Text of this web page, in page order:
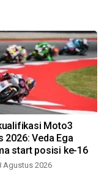
Moto3
2026: Veda Ega
start posisi ke-16
Agustus 2026